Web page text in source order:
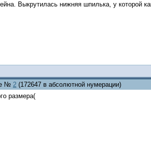
Выкрутилась нижняя шпилька, у которой
№ 2 (172647 в абсолютной нумерации)
размера(